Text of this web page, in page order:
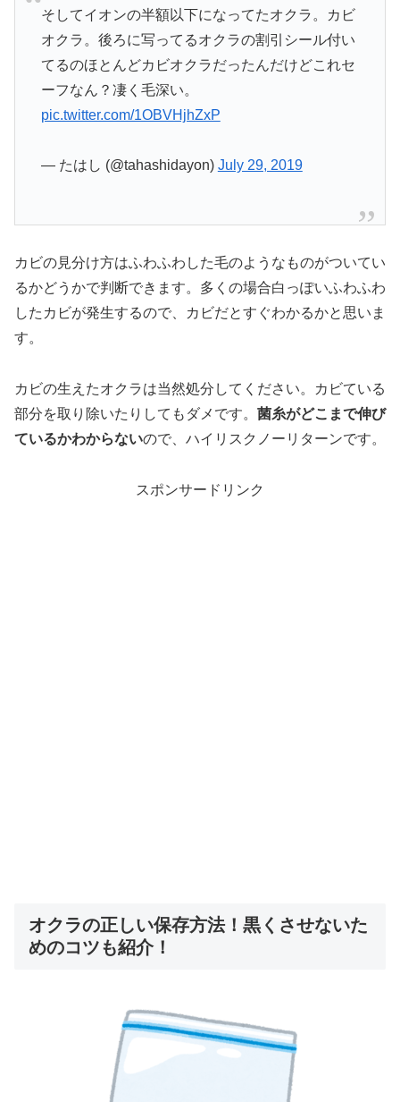
そしてイオンの半額以下になってたオクラ。カビ
オクラ。後ろに写ってるオクラの割引シール付い
てるのほとんどカビオクラだったんだけどこれセ
ーフなん？凄く毛深い。
pic.twitter.com/1OBVHjhZxP
— たはし (@tahashidayon) July 29, 2019
カビの見分け方はふわふわした毛のようなものがついてい
るかどうかで判断できます。多くの場合白っぽいふわふわ
したカビが発生するので、カビだとすぐわかるかと思いま
す。
カビの生えたオクラは当然処分してください。カビている
部分を取り除いたりしてもダメです。 菌糸がどこまで伸び
ているかわからないので、ハイリスクノーリターンです。
スポンサードリンク
オクラの正しい保存方法！黒くさせないた
めのコツも紹介！